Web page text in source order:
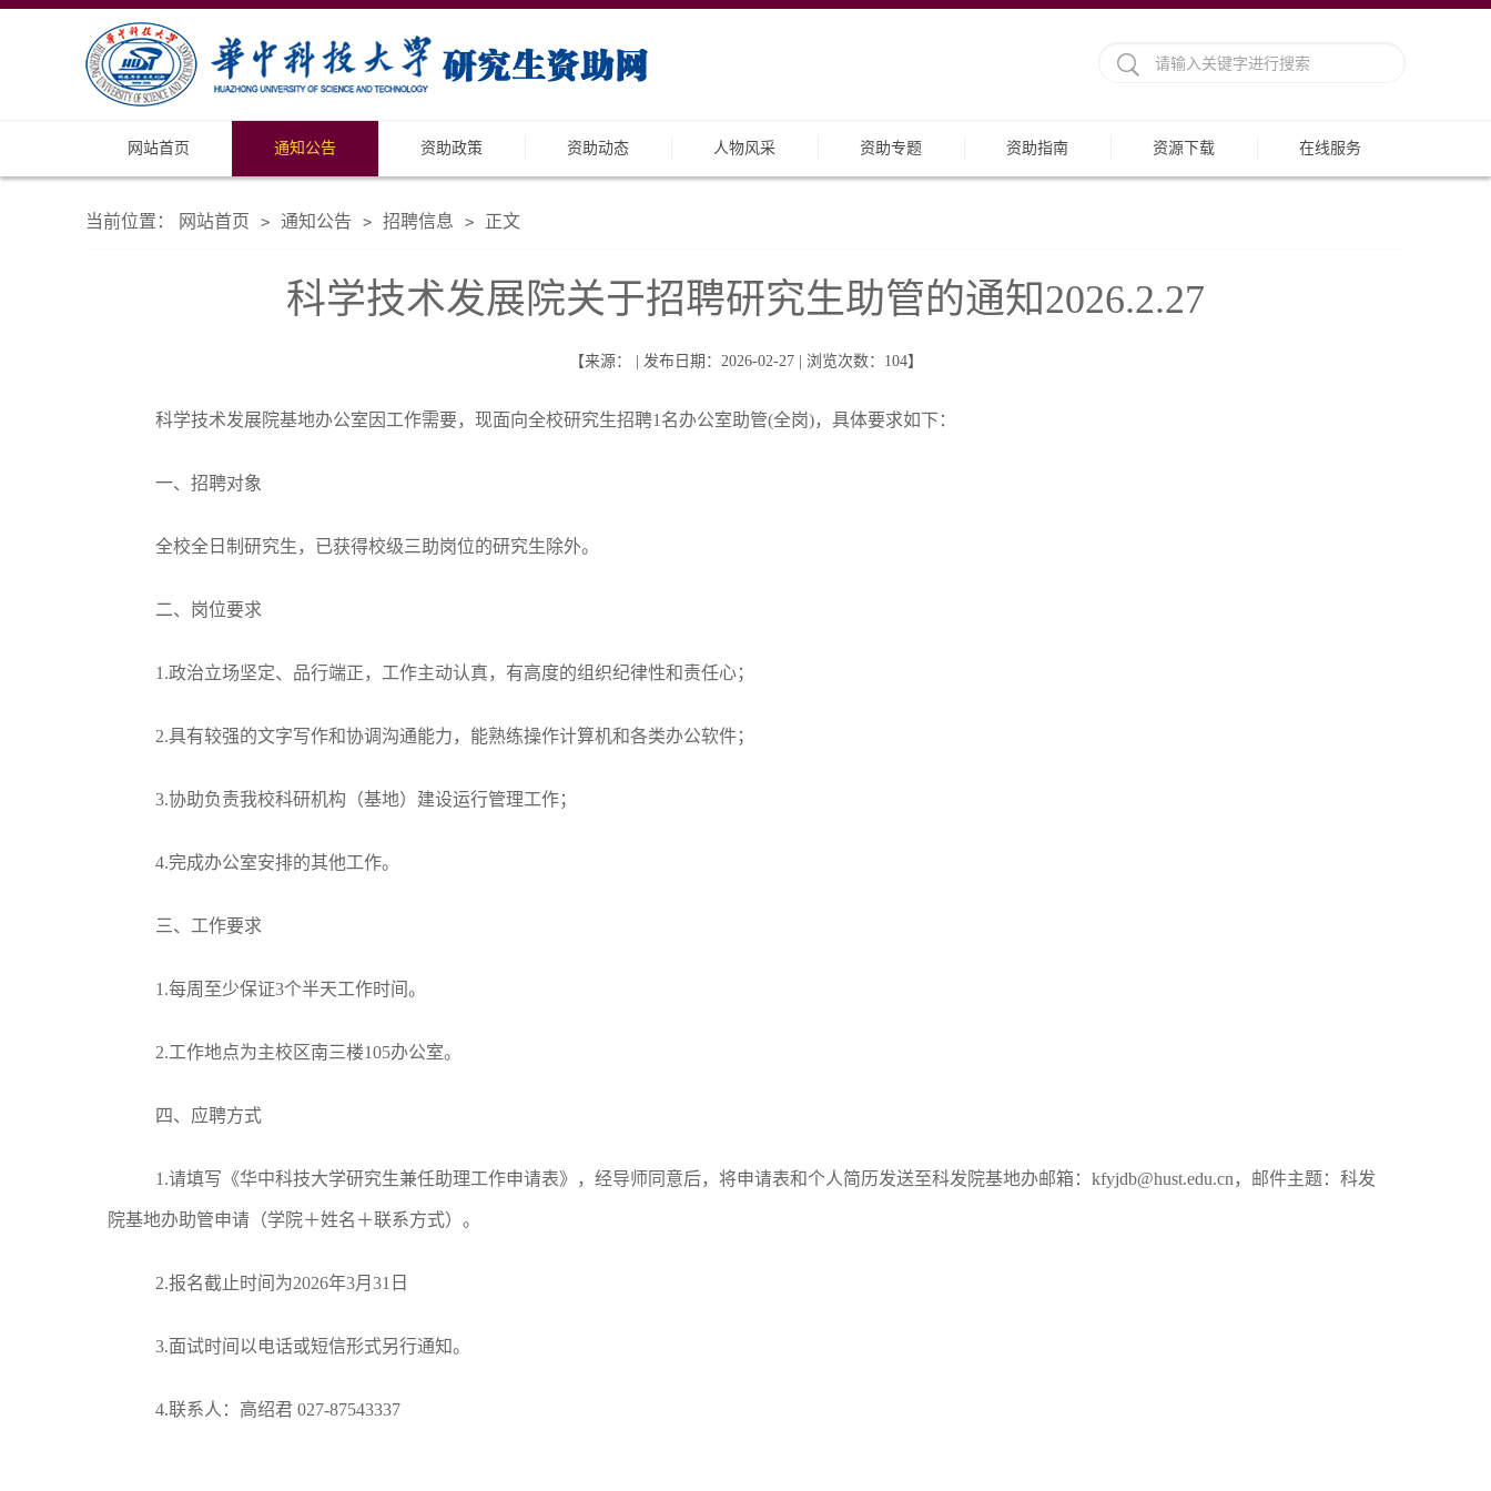
网站首页 通知公告 资助政策 资助动态 人物风采 资助专题 资助指南 资源下载 在线服务
当前位置： 网站首页 > 通知公告 > 招聘信息 > 正文
科学技术发展院关于招聘研究生助管的通知2026.2.27
【来源： | 发布日期：2026-02-27 | 浏览次数： 104】
科学技术发展院基地办公室因工作需要，现面向全校研究生招聘1 名办公室助管(全岗)，具体要求如下：
一、招聘对象
全校全日制研究生，已获得校级三助岗位的研究生除外。
二、岗位要求
1.政治立场坚定、品行端正，工作主动认真，有高度的组织纪律性和责任心；
2.具有较强的文字写作和协调沟通能力，能熟练操作计算机和各类办公软件；
3.协助负责我校科研机构（基地）建设运行管理工作；
4.完成办公室安排的其他工作。
三、工作要求
1.每周至少保证3个半天工作时间。
2.工作地点为主校区南三楼105办公室。
四、应聘方式
1.请填写《华中科技大学研究生兼任助理工作申请表》，经导师同意后，将申请表和个人简历发送至科发院基地办邮箱： kfyjdb@hust.edu.cn ，邮件主题：科发
院基地办助管申请（学院＋姓名＋联系方式）。
2.报名截止时间为2026年3月 31 日
3.面试时间以电话或短信形式另行通知。
4.联系人：高绍君 027-87543337